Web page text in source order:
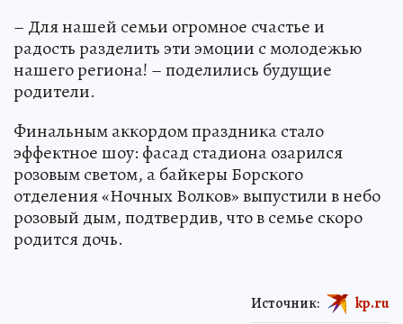
– Для нашей семьи огромное счастье и
радость разделить эти эмоции с молодежью
нашего региона! – поделились будущие
родители.
Финальным аккордом праздника стало
эффектное шоу: фасад стадиона озарился
розовым светом, а байкеры Борского
отделения «Ночных Волков» выпустили в небо
розовый дым, подтвердив, что в семье скоро
родится дочь.
Источник: kp.ru